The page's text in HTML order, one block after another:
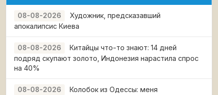
08-08-2026
Художник, предсказавший
апокалипсис Киева
08-08-2026
Китайцы что-то знают: 14 дней
подряд скупают золото, Индонезия нарастила спрос
на 40%
08-08-2026
Колобок из Одессы: меня